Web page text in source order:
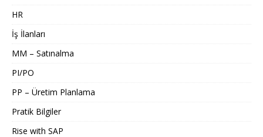
HR
İş İlanları
MM – Satınalma
PI/PO
PP – Üretim Planlama
Pratik Bilgiler
Rise with SAP